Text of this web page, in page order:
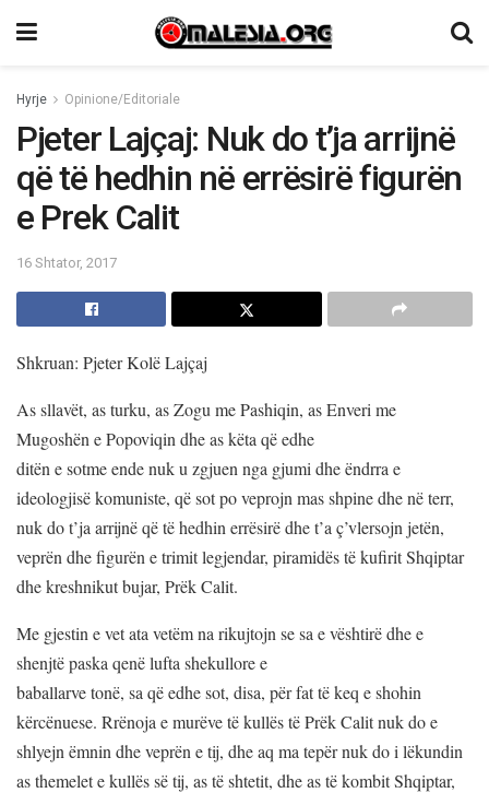
Hyrje Opinione/Editoriale
Pjeter Lajçaj: Nuk do t’ja arrijnë
që të hedhin në errësirë figurën
e Prek Calit
16 Shtator, 2017
Shkruan: Pjeter Kolë Lajçaj
As sllavët, as turku, as Zogu me Pashiqin, as Enveri me
Mugoshën e Popoviqin dhe as këta që edhe
ditën e sotme ende nuk u zgjuen nga gjumi dhe ëndrra e
ideologjisë komuniste, që sot po veprojn mas shpine dhe në terr,
nuk do t’ja arrijnë që të hedhin errësirë dhe t’a ç’vlersojn jetën,
veprën dhe figurën e trimit legjendar, piramidës të kufirit Shqiptar
dhe kreshnikut bujar, Prëk Calit.
Me gjestin e vet ata vetëm na rikujtojn se sa e vështirë dhe e
shenjtë paska qenë lufta shekullore e
baballarve tonë, sa që edhe sot, disa, për fat të keq e shohin
kërcënuese. Rrënoja e murëve të kullës të Prëk Calit nuk do e
shlyejn ëmnin dhe veprën e tij, dhe aq ma tepër nuk do i lëkundin
as themelet e kullës së tij, as të shtetit, dhe as të kombit Shqiptar,